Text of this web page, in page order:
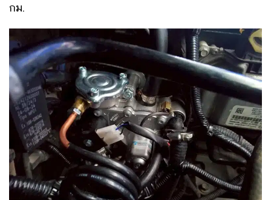
กม.